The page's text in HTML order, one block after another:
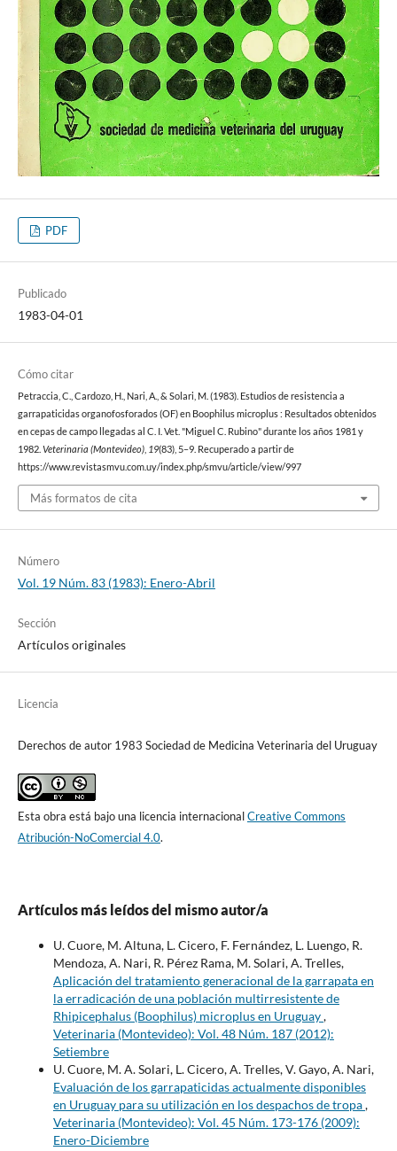
PDF
Publicado
1983-04-01
Cómo citar
Petraccia, C., Cardozo, H., Nari, A., & Solari, M. (1983). Estudios de resistencia a
garrapaticidas organofosforados (OF) en Boophilus microplus : Resultados obtenidos
en cepas de campo llegadas al C. I. Vet. "Miguel C. Rubino" durante los años 1981 y
1982. Veterinaria (Montevideo), 19(83), 5–9. Recuperado a partir de
https://www.revistasmvu.com.uy/index.php/smvu/article/view/997
Más formatos de cita
Número
Vol. 19 Núm. 83 (1983): Enero-Abril
Sección
Artículos originales
Licencia
Derechos de autor 1983 Sociedad de Medicina Veterinaria del Uruguay
Esta obra está bajo una licencia internacionalCreative Commons
Atribución-NoComercial 4.0.
Artículos más leídos del mismo autor/a
U. Cuore, M. Altuna, L. Cicero, F. Fernández, L. Luengo, R.
Mendoza, A. Nari, R. Pérez Rama, M. Solari, A. Trelles,
Aplicación del tratamiento generacional de la garrapata en
la erradicación de una población multirresistente de
Rhipicephalus (Boophilus) microplus en Uruguay,
Veterinaria (Montevideo): Vol. 48 Núm. 187 (2012):
Setiembre
U. Cuore, M. A. Solari, L. Cicero, A. Trelles, V. Gayo, A. Nari,
Evaluación de los garrapaticidas actualmente disponibles
en Uruguay para su utilización en los despachos de tropa,
Veterinaria (Montevideo): Vol. 45 Núm. 173-176 (2009):
Enero-Diciembre